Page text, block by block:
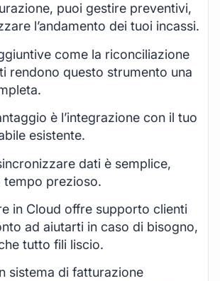
puoi gestire preventivi,
l’andamento dei tuoi incassi.
come la riconciliazione
rendono questo strumento una
è l’integrazione con il tuo
esistente.
dati è semplice,
tempo prezioso.
in Cloud offre supporto clienti
ad aiutarti in caso di bisogno,
tutto fili liscio.
sistema di fatturazione